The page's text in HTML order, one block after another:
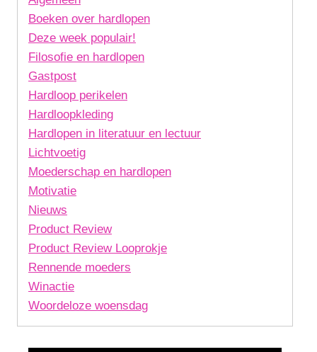
Boeken over hardlopen
Deze week populair!
Filosofie en hardlopen
Gastpost
Hardloop perikelen
Hardloopkleding
Hardlopen in literatuur en lectuur
Lichtvoetig
Moederschap en hardlopen
Motivatie
Nieuws
Product Review
Product Review Looprokje
Rennende moeders
Winactie
Woordeloze woensdag